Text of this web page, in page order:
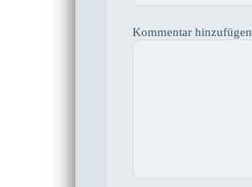
Kommentar hinzufügen